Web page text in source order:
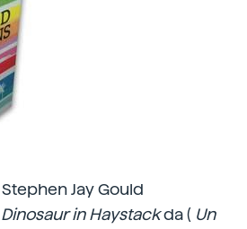
Jay Gould
Dinosaur in Haystackda ( Un